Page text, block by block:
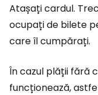
Atașați cardul.
ocupați de bilete
care îl cumpărați.
În cazul plății fără
funcționează,